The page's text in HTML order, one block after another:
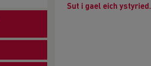
Sut i gael eich ystyried.